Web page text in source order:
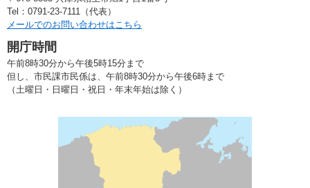
Tel：0791-23-7111（代表）
メールでのお問い合わせはこちら
開庁時間
午前8時30分から午後5時15分まで
但し、市民課市民係は、午前8時30分から午後6時まで
（土曜日・日曜日・祝日・年末年始は除く）